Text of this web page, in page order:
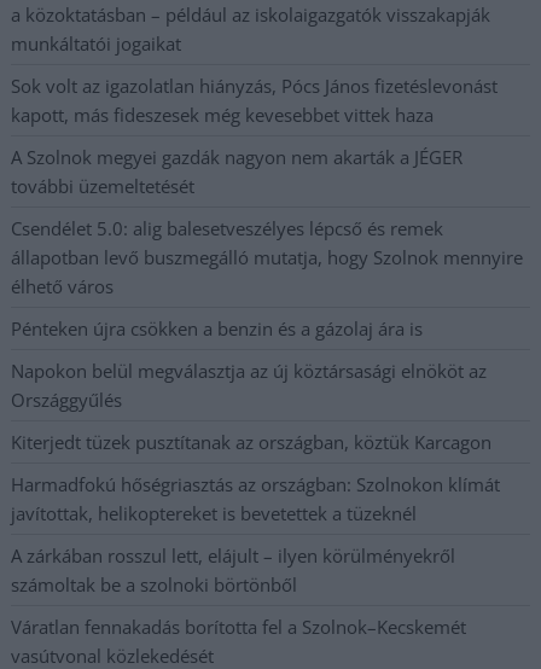
a közoktatásban – például az iskolaigazgatók visszakapják
munkáltatói jogaikat
Sok volt az igazolatlan hiányzás, Pócs János fizetéslevonást
kapott, más fideszesek még kevesebbet vittek haza
A Szolnok megyei gazdák nagyon nem akarták a JÉGER
további üzemeltetését
Csendélet 5.0: alig balesetveszélyes lépcső és remek
állapotban levő buszmegálló mutatja, hogy Szolnok mennyire
élhető város
Pénteken újra csökken a benzin és a gázolaj ára is
Napokon belül megválasztja az új köztársasági elnököt az
Országgyűlés
Kiterjedt tüzek pusztítanak az országban, köztük Karcagon
Harmadfokú hőségriasztás az országban: Szolnokon klímát
javítottak, helikoptereket is bevetettek a tüzeknél
A zárkában rosszul lett, elájult – ilyen körülményekről
számoltak be a szolnoki börtönből
Váratlan fennakadás borította fel a Szolnok–Kecskemét
vasútvonal közlekedését